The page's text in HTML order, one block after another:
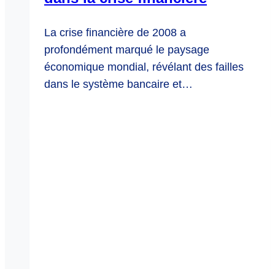
La crise financière de 2008 a
profondément marqué le paysage
économique mondial, révélant des failles
dans le système bancaire et…